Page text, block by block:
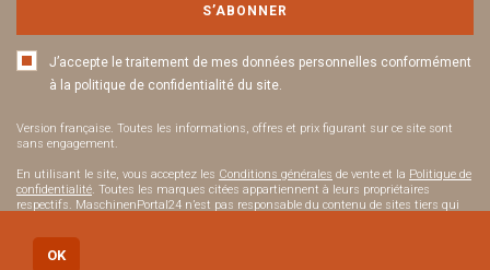
S’ABONNER
J’accepte le traitement de mes données personnelles conformément
à la politique de confidentialité du site.
Version française. Toutes les informations, offres et prix figurant sur ce site sont
sans engagement.
En utilisant le site, vous acceptez les Conditions générales de vente et la Politique de
confidentialité. Toutes les marques citées appartiennent à leurs propriétaires
respectifs. MaschinenPortal24 n’est pas responsable du contenu de sites tiers qui
OK